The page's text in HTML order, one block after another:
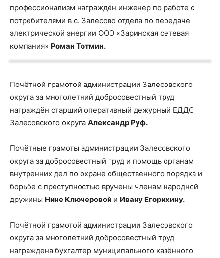
профессионализм награждён инженер по работе с
потребителями в с. Залесово отдела по передаче
электрической энергии ООО «Заринская сетевая
компания» Роман Тотмин.
Почётной грамотой администрации Залесовского
округа за многолетний добросовестный труд
награждён старший оперативный дежурный ЕДДС
Залесовского округа Александр Руф.
Почётные грамоты администрации Залесовского
округа за добросовестный труд и помощь органам
внутренних дел по охране общественного порядка и
борьбе с преступностью вручены членам народной
дружины Нине Ключеровой и Ивану Егорихину.
Почётной грамотой администрации Залесовского
округа за многолетний добросовестный труд
награждена бухгалтер муниципального казённого